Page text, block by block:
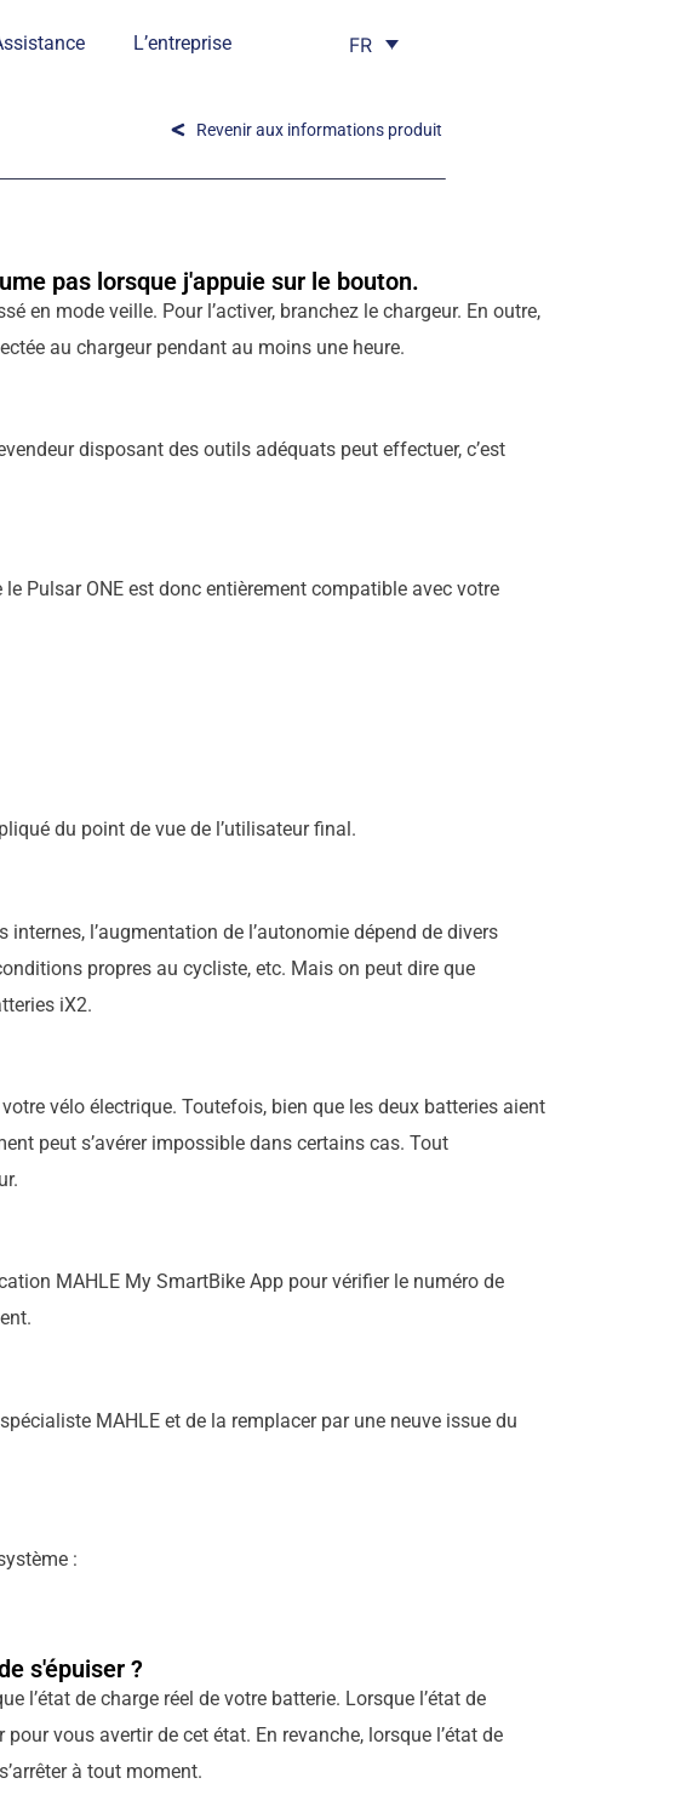
L’entreprise FR
Revenir aux informations produit
pas lorsque j'appuie sur le bouton.
en mode veille. Pour l’activer, branchez le chargeur. En outre,
au chargeur pendant au moins une heure.
disposant des outils adéquats peut effectuer, c’est
Pulsar ONE est donc entièrement compatible avec votre
du point de vue de l’utilisateur final.
l’augmentation de l’autonomie dépend de divers
propres au cycliste, etc. Mais on peut dire que
iX2.
vélo électrique. Toutefois, bien que les deux batteries aient
peut s’avérer impossible dans certains cas. Tout
MAHLE My SmartBike App pour vérifier le numéro de
MAHLE et de la remplacer par une neuve issue du
:
s'épuiser ?
l’état de charge réel de votre batterie. Lorsque l’état de
vous avertir de cet état. En revanche, lorsque l’état de
à tout moment.